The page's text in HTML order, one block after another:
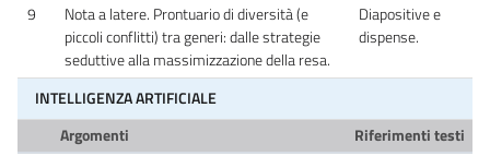
9
Nota a latere. Prontuario di diversità (e
piccoli conflitti) tra generi: dalle strategie
seduttive alla massimizzazione della resa.
Diapositive e
dispense.
INTELLIGENZA ARTIFICIALE
Argomenti
Riferimenti testi